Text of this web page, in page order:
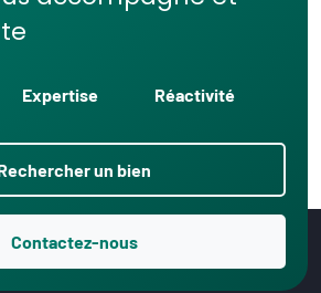
Expertise Réactivité
un bien
Contactez-nous